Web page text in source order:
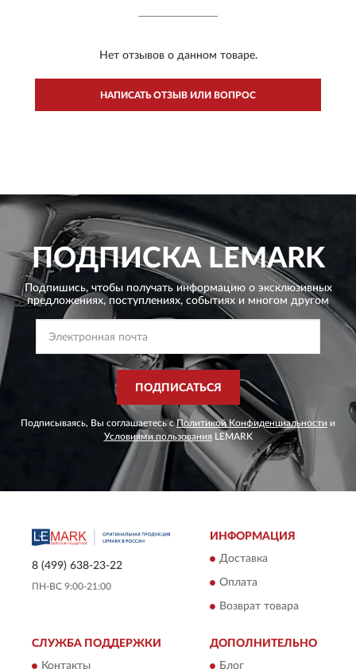
Нет отзывов о данном товаре.
НАПИСАТЬ ОТЗЫВ ИЛИ ВОПРОС
ПОДПИСКАLEMARK
Подпишись, чтобы получать информацию о эксклюзивных
предложениях,поступлениях, событиях и многом другом
ПОДПИСАТЬСЯ
Подписываясь, Вы соглашаетесь сПолитикой Конфиденциальности и
Условиями пользования LEMARK
8 (499) 638-23-22
ПН-ВС 9:00-21:00
ИНФОРМАЦИЯ
Доставка
Оплата
Возврат товара
СЛУЖБА ПОДДЕРЖКИ
Контакты
ДОПОЛНИТЕЛЬНО
Блог